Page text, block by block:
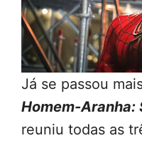
Já se passou
Homem-Aranha:
reuniu todas as